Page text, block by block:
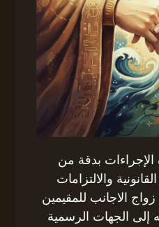
بدقة من
والالتزامات
الاجانب للمقيمين
إلى الجهات الرسمية